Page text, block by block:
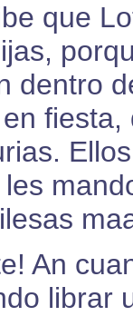
que
dentro
An
librar